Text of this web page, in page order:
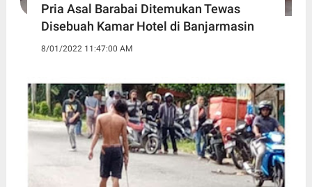
Pria Asal Barabai Ditemukan Tewas
Disebuah Kamar Hotel di Banjarmasin
8/01/2022 11:47:00 AM